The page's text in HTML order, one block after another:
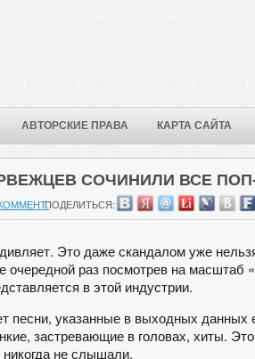
АВТОРСКИЕ ПРАВА КАРТА САЙТА
СОЧИНИЛИ ВСЕ
ПОДЕЛИТЬСЯ:
Это даже скандалом уже
очередной раз посмотрев на
в этой индустрии.
песни, указанные в выходных данных
застревающие в головах, хиты.
не слышали.